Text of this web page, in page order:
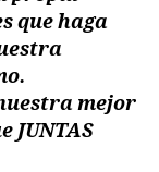
que haga
mejor
JUNTAS